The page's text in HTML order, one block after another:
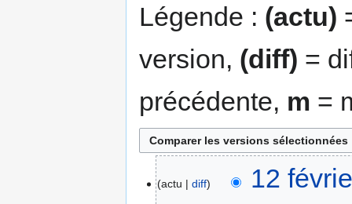
Légende : (actu)
version, (diff) =
précédente, m =
actu diff 12